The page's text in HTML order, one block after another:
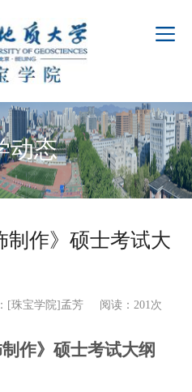
动态
制作》硕士考试大
[珠宝学院]孟芳 阅读： 201次
作》硕士考试大纲